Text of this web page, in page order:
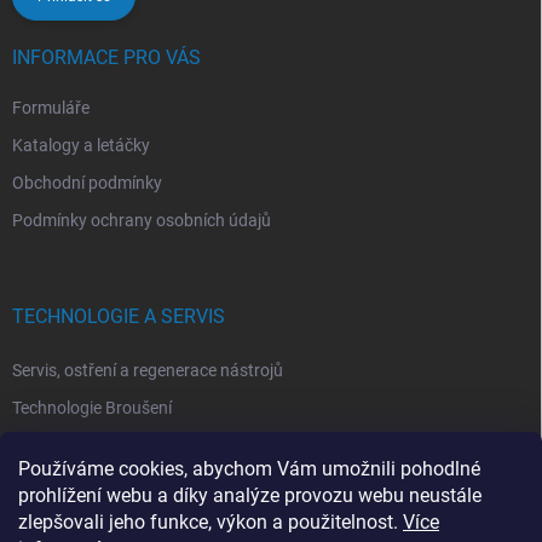
Používáme cookies, abychom Vám umožnili pohodlné
prohlížení webu a díky analýze provozu webu neustále
zlepšovali jeho funkce, výkon a použitelnost. Více
INFORMACE PRO VÁS
Formuláře
Katalogy a letáčky
Obchodní podmínky
Podmínky ochrany osobních údajů
TECHNOLOGIE A SERVIS
Servis, ostření a regenerace nástrojů
Technologie Broušení
Technologie Laserová Ablace